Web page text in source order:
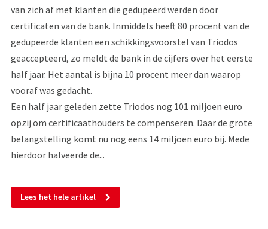
van zich af met klanten die gedupeerd werden door
certificaten van de bank. Inmiddels heeft 80 procent van de
gedupeerde klanten een schikkingsvoorstel van Triodos
geaccepteerd, zo meldt de bank in de cijfers over het eerste
half jaar. Het aantal is bijna 10 procent meer dan waarop
vooraf was gedacht.
Een half jaar geleden zette Triodos nog 101 miljoen euro
opzij om certificaathouders te compenseren. Daar de grote
belangstelling komt nu nog eens 14 miljoen euro bij. Mede
hierdoor halveerde de...
Lees het hele artikel